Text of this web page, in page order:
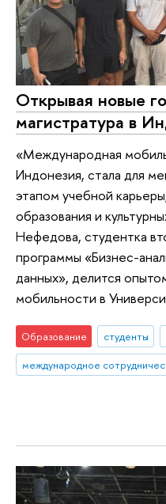
Открывая новые
магистратура в
«Международная
Индонезия, стала для
этапом учебной
образования и
Нефедова, студентка
программы «Бизнес-
данных», делится
мобильности в
Образование студенты
международное